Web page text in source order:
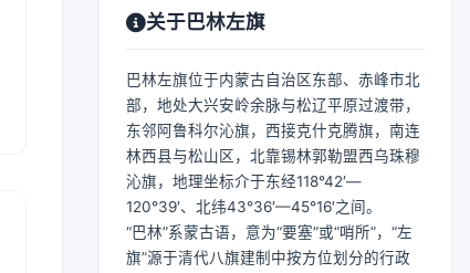
关于巴林左旗
巴林左旗位于内蒙古自治区东部、赤峰市北
部，地处大兴安岭余脉与松辽平原过渡带，
东邻阿鲁科尔沁旗，西接克什克腾旗，南连
林西县与松山区，北靠锡林郭勒盟西乌珠穆
沁旗，地理坐标介于东经118°42′—
120°39′、北纬43°36′—45°16′之间。
“巴林”系蒙古语，意为“要塞”或“哨所”，“左
旗”源于清代八旗建制中按方位划分的行政